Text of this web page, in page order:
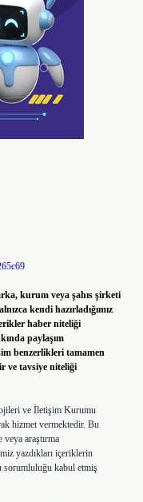
kurum veya şahıs şirketi
kendi hazırladığımız
haber niteliği
paylaşım
benzerlikleri tamamen
ve tavsiye niteliği
ve İletişim Kurumu
hizmet vermektedir. Bu
araştırma
yazdıkları içeriklerin
sorumluluğu kabul etmiş